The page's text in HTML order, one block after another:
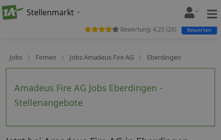
Stellenmarkt
Jobs Firmen Jobs Amadeus Fire AG Eberdingen
Amadeus Fire AG Jobs Eberdingen -
Stellenangebote
Bewertung: 4,25 (28) Bewerten